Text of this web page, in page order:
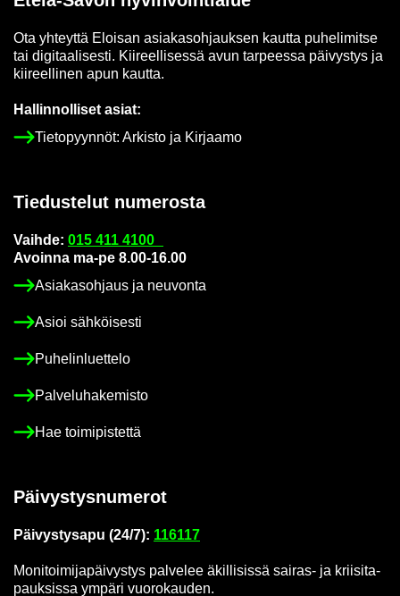
Ota yh­teyt­tä Eloi­san asia­kas­oh­jauk­sen kaut­ta pu­he­li­mit­se
tai di­gi­taa­li­ses­ti. Kii­reel­li­ses­sä avun tar­pees­sa päi­vys­tys ja
kii­reel­li­nen apun kaut­ta.
Hal­lin­nol­li­set asiat:
Tie­to­pyyn­nöt: Ar­kis­to ja Kir­jaa­mo
Tie­dus­te­lut nu­me­ros­ta
Vaih­de: 015 411 4100
Avoin­na ma-pe 8.00-16.00
Asia­kas­oh­jaus ja neu­von­ta
Asioi säh­köi­ses­ti
Pu­he­lin­luet­te­lo
Pal­ve­lu­ha­ke­mis­to
Hae toi­mi­pis­tet­tä
Päi­vys­tys­nu­me­rot
Päi­vys­tys­a­pu (24/7): 116117
Mo­ni­toi­mi­ja­päi­vys­tys pal­ve­lee äkil­li­sis­sä sairas-​ ja krii­si­ta­
pauk­sis­sa ym­pä­ri vuo­ro­kau­den.